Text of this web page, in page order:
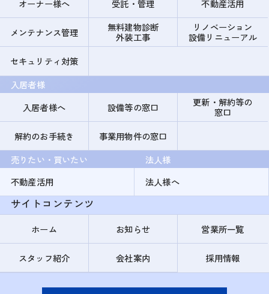
オーナー様へ
受託・管理 不動産活用
メンテナンス管理
無料建物診断
外装工事
リノベーション
設備リニューアル
セキュリティ対策
入居者様
入居者様へ
設備等の窓口
更新・解約等の
窓口
解約のお手続き
事業用物件の窓口
売りたい・買いたい
不動産活用
法人様
法人様へ
サイトコンテンツ
ホーム お知らせ 営業所一覧
スタッフ紹介 会社案内 採用情報